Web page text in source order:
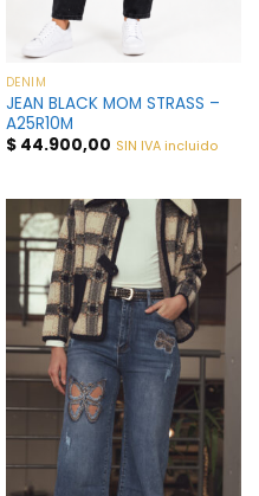
DENIM
JEAN BLACK MOM STRASS –
A25R10M
$44.900,00 SIN IVA incluido